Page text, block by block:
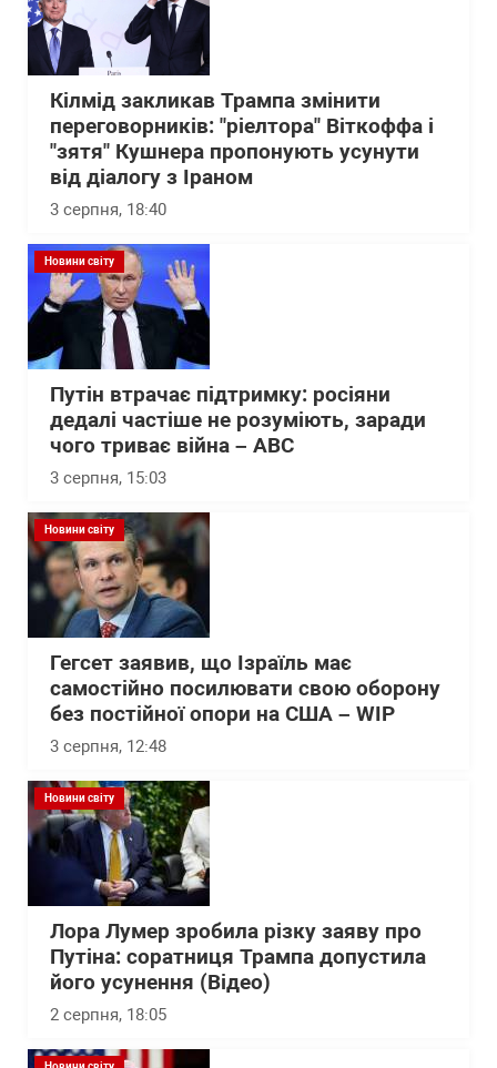
Кілмід закликав Трампа змінити
переговорників: "ріелтора" Віткоффа і
"зятя" Кушнера пропонують усунути
від діалогу з Іраном
3 серпня, 18:40
Новини світу
Путін втрачає підтримку: росіяни
дедалі частіше не розуміють, заради
чого триває війна – АВС
3 серпня, 15:03
Новини світу
Гегсет заявив, що Ізраїль має
самостійно посилювати свою оборону
без постійної опори на США – WІP
3 серпня, 12:48
Новини світу
Лора Лумер зробила різку заяву про
Путіна: соратниця Трампа допустила
його усунення (Відео)
2 серпня, 18:05